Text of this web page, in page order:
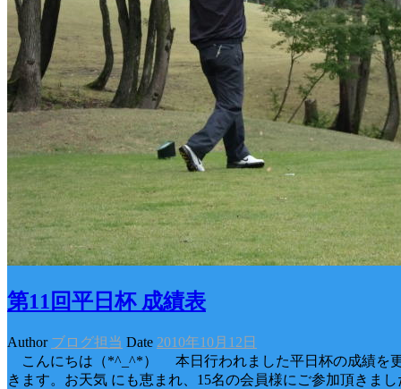
第11回平日杯 成績表
Author ブログ担当 Date 2010年10月12日
こんにちは（*^_^*） 本日行われました平日杯の成績を
きます。お天気 にも恵まれ、15名の会員様にご参加頂きま